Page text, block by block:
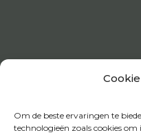
Om de beste ervaringen te
technologieën zoals cookies